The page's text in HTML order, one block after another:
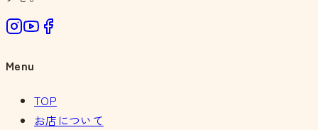
Menu
TOP
お店について